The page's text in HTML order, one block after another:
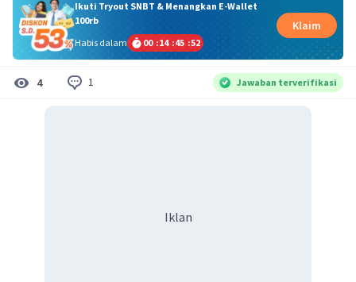
Ikuti Tryout SNBT & Menangkan E-Wallet
100rb
Habis dalam
00 :14 :45 :51
Klaim
4 1 Jawaban terverifikasi
Iklan